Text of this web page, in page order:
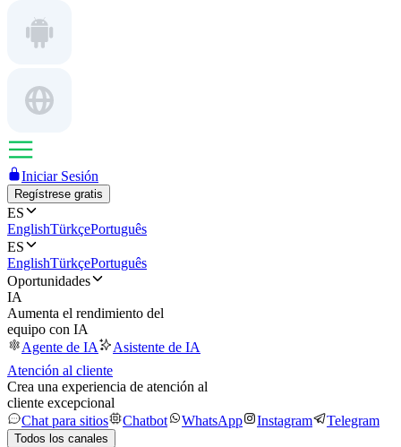
Iniciar Sesión
Regístrese gratis
ES
EnglishTürkçePortuguês
ES
EnglishTürkçePortuguês
Oportunidades
IA
Aumenta el rendimiento del
equipo con IA
Agente de IA
Asistente de IA
Atención al cliente
Crea una experiencia de atención al
cliente excepcional
Chat para sitios
Chatbot WhatsApp Instagram Telegram
Todos los canales